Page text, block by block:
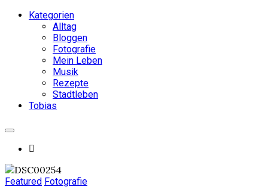
Kategorien
Alltag
Bloggen
Fotografie
Mein Leben
Musik
Rezepte
Stadtleben
Tobias
Featured Fotografie